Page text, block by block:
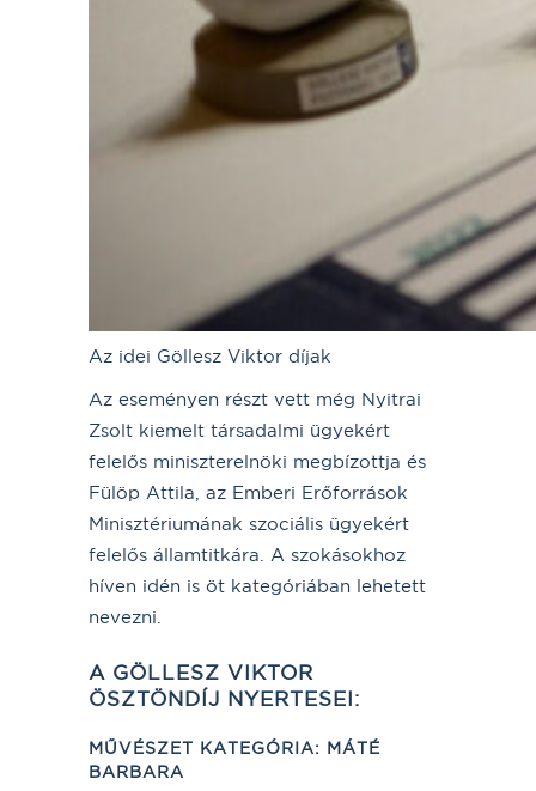
Az idei Göllesz Viktor díjak
Az eseményen részt vett még Nyitrai
Zsolt kiemelt társadalmi ügyekért
felelős miniszterelnöki megbízottja és
Fülöp Attila, az Emberi Erőforrások
Minisztériumának szociális ügyekért
felelős államtitkára. A szokásokhoz
híven idén is öt kategóriában lehetett
nevezni.
A GÖLLESZ VIKTOR
ÖSZTÖNDÍJ NYERTESEI:
MŰVÉSZET KATEGÓRIA: MÁTÉ
BARBARA